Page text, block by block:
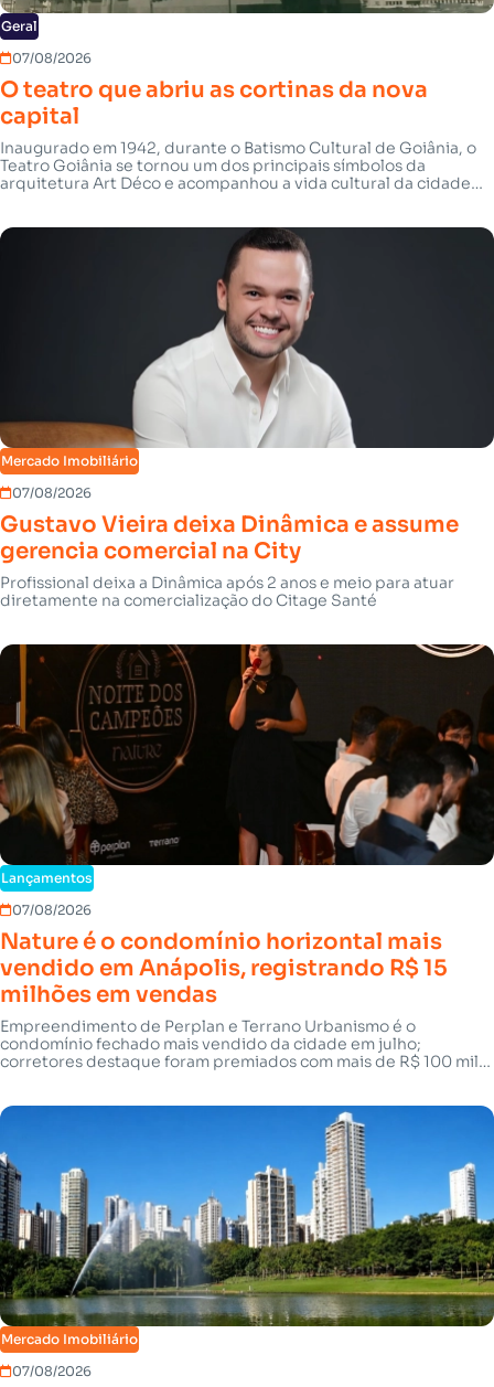
Geral
07/08/2026
O teatro que abriu as cortinas da nova
capital
Inaugurado em 1942, durante o Batismo Cultural de Goiânia, o
Teatro Goiânia se tornou um dos principais símbolos da
arquitetura Art Déco e acompanhou a vida cultural da cidade
Mercado Imobiliário
07/08/2026
Gustavo Vieira deixa Dinâmica e assume
gerencia comercial na City
Profissional deixa a Dinâmica após 2 anos e meio para atuar
diretamente na comercialização do Citage Santé
Lançamentos
07/08/2026
Nature é o condomínio horizontal mais
vendido em Anápolis, registrando R$ 15
milhões em vendas
Empreendimento de Perplan e Terrano Urbanismo é o
condomínio fechado mais vendido da cidade em julho;
corretores destaque foram premiados com mais de R$ 100 mil
Mercado Imobiliário
07/08/2026